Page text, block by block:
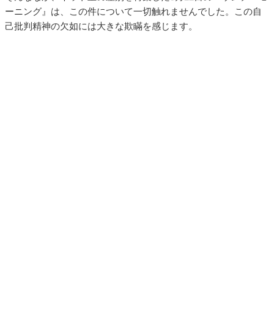
ーニング』は、この件について一切触れませんでした。この自
己批判精神の欠如には大きな欺瞞を感じます。